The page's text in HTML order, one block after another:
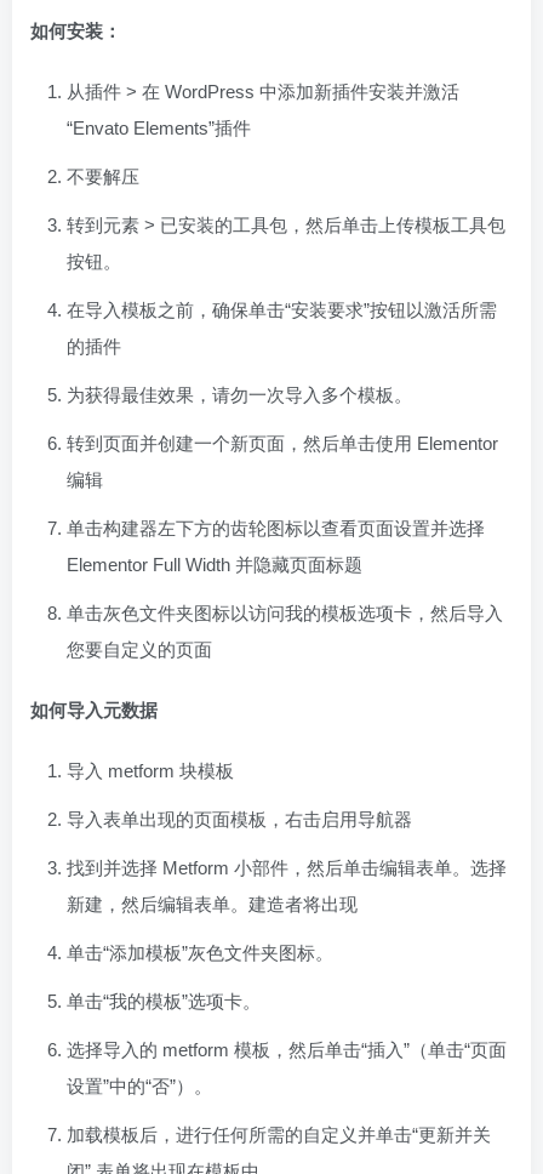
如何安装：
从插件 > 在 WordPress 中添加新插件安装并激活
“Envato Elements”插件
不要解压
转到元素 > 已安装的工具包，然后单击上传模板工具包
按钮。
在导入模板之前，确保单击“安装要求”按钮以激活所需
的插件
为获得最佳效果，请勿一次导入多个模板。
转到页面并创建一个新页面，然后单击使用 Elementor
编辑
单击构建器左下方的齿轮图标以查看页面设置并选择
Elementor Full Width 并隐藏页面标题
单击灰色文件夹图标以访问我的模板选项卡，然后导入
您要自定义的页面
如何导入元数据
导入 metform 块模板
导入表单出现的页面模板，右击启用导航器
找到并选择 Metform 小部件，然后单击编辑表单。选择
新建，然后编辑表单。建造者将出现
单击“添加模板”灰色文件夹图标。
单击“我的模板”选项卡。
选择导入的 metform 模板，然后单击“插入”（单击“页面
设置”中的“否”）。
加载模板后，进行任何所需的自定义并单击“更新并关